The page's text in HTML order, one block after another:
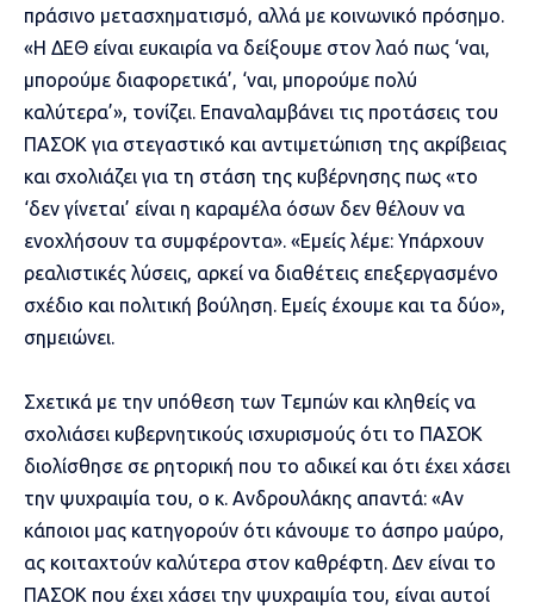
πράσινο μετασχηματισμό, αλλά με κοινωνικό πρόσημο.
«Η ΔΕΘ είναι ευκαιρία να δείξουμε στον λαό πως ‘ναι,
μπορούμε διαφορετικά’, ‘ναι, μπορούμε πολύ
καλύτερα’», τονίζει. Επαναλαμβάνει τις προτάσεις του
ΠΑΣΟΚ για στεγαστικό και αντιμετώπιση της ακρίβειας
και σχολιάζει για τη στάση της κυβέρνησης πως «το
‘δεν γίνεται’ είναι η καραμέλα όσων δεν θέλουν να
ενοχλήσουν τα συμφέροντα». «Εμείς λέμε: Υπάρχουν
ρεαλιστικές λύσεις, αρκεί να διαθέτεις επεξεργασμένο
σχέδιο και πολιτική βούληση. Εμείς έχουμε και τα δύο»,
σημειώνει.
Σχετικά με την υπόθεση των Τεμπών και κληθείς να
σχολιάσει κυβερνητικούς ισχυρισμούς ότι το ΠΑΣΟΚ
διολίσθησε σε ρητορική που το αδικεί και ότι έχει χάσει
την ψυχραιμία του, ο κ. Ανδρουλάκης απαντά: «Αν
κάποιοι μας κατηγορούν ότι κάνουμε το άσπρο μαύρο,
ας κοιταχτούν καλύτερα στον καθρέφτη. Δεν είναι το
ΠΑΣΟΚ που έχει χάσει την ψυχραιμία του, είναι αυτοί